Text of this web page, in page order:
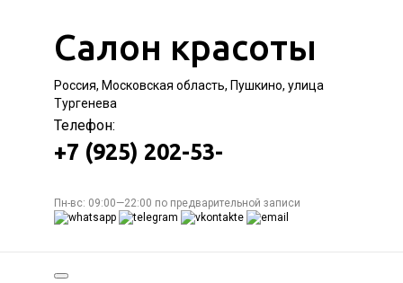
Салон красоты
Россия, Московская область, Пушкино, улица
Тургенева
Телефон:
+7 (925) 202-53-
Пн-вс: 09:00—22:00 по предварительной записи